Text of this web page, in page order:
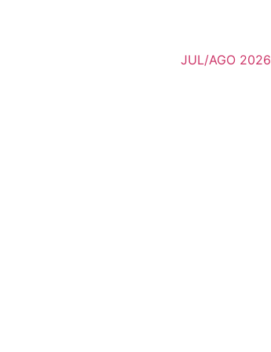
JUL/AGO 2026